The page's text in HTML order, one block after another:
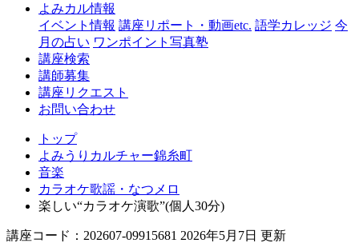
よみカル情報
イベント情報 講座リポート・動画etc. 語学カレッジ 今
月の占い ワンポイント写真塾
講座検索
講師募集
講座リクエスト
お問い合わせ
トップ
よみうりカルチャー錦糸町
音楽
カラオケ歌謡・なつメロ
楽しい“カラオケ演歌”(個人30分)
講座コード：202607-09915681 2026年5月7日 更新